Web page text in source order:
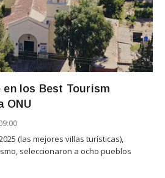
los Best Tourism
ONU
(las mejores villas turísticas),
seleccionaron a ocho pueblos